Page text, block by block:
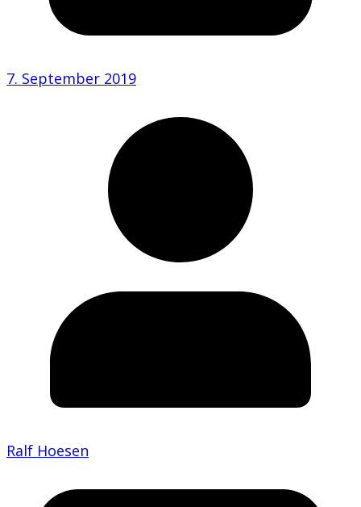
7. September 2019
Ralf Hoesen